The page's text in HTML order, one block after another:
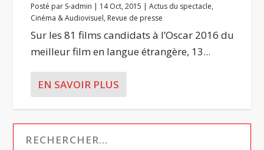
Posté par S-admin | 14 Oct, 2015 |Actus du spectacle,
Cinéma & Audiovisuel, Revue de presse
Sur les 81 films candidats à l’Oscar 2016 du
meilleur film en langue étrangère, 13...
EN SAVOIR PLUS